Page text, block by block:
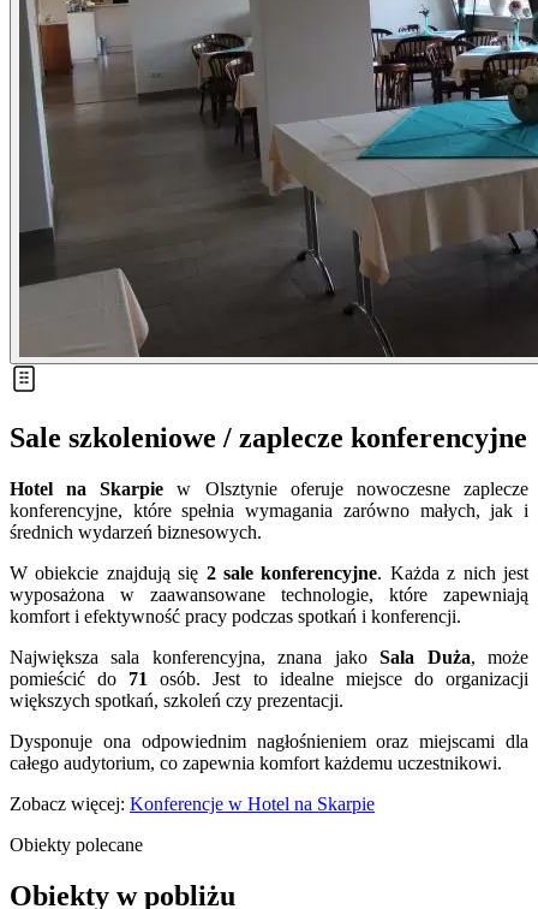
Sale szkoleniowe / zaplecze konferencyjne
Hotel na Skarpie w Olsztynie oferuje nowoczesne zaplecze
konferencyjne, które spełnia wymagania zarówno małych, jak i
średnich wydarzeń biznesowych.
W obiekcie znajdują się 2 sale konferencyjne. Każda z nich jest
wyposażona w zaawansowane technologie, które zapewniają
komfort i efektywność pracy podczas spotkań i konferencji.
Największa sala konferencyjna, znana jakoSala Duża, może
pomieścić do 71
osób. Jest to idealne miejsce do organizacji
większych spotkań, szkoleń czy prezentacji.
Dysponuje ona odpowiednim nagłośnieniem oraz miejscami dla
całego audytorium, co zapewnia komfort każdemu uczestnikowi.
Zobacz więcej: Konferencje w Hotel na Skarpie
Obiekty polecane
Obiekty w pobliżu